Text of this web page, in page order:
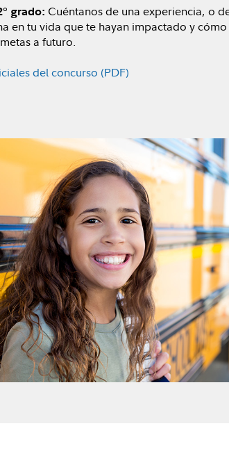
grado: Cuéntanos de una experiencia, o
en tu vida que te hayan impactado y
a futuro.
del concurso (PDF)